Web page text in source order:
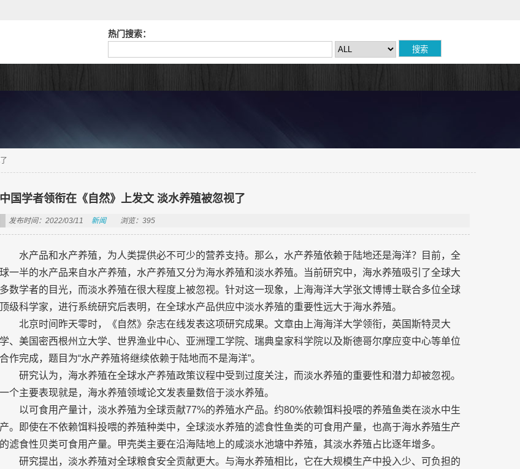
热门搜索：
中国学者领衔在《自然》上发文 淡水养殖被忽视了
发布时间：2022/03/11 新闻 浏览：395
水产品和水产养殖，为人类提供必不可少的营养支持。那么，水产养殖依赖于陆地还是海洋？目前，全
球一半的水产品来自水产养殖，水产养殖又分为海水养殖和淡水养殖。当前研究中，海水养殖吸引了全球大
多数学者的目光，而淡水养殖在很大程度上被忽视。针对这一现象，上海海洋大学张文博博士联合多位全球
顶级科学家，进行系统研究后表明，在全球水产品供应中淡水养殖的重要性远大于海水养殖。
北京时间昨天零时，《自然》杂志在线发表这项研究成果。文章由上海海洋大学领衔，英国斯特灵大
学、美国密西根州立大学、世界渔业中心、亚洲理工学院、瑞典皇家科学院以及斯德哥尔摩应变中心等单位
合作完成，题目为“水产养殖将继续依赖于陆地而不是海洋”。
研究认为，海水养殖在全球水产养殖政策议程中受到过度关注，而淡水养殖的重要性和潜力却被忽视。
一个主要表现就是，海水养殖领域论文发表量数倍于淡水养殖。
以可食用产量计，淡水养殖为全球贡献77%的养殖水产品。约80%依赖饵料投喂的养殖鱼类在淡水中生
产。即使在不依赖饵料投喂的养殖种类中，全球淡水养殖的滤食性鱼类的可食用产量，也高于海水养殖生产
的滤食性贝类可食用产量。甲壳类主要在沿海陆地上的咸淡水池塘中养殖，其淡水养殖占比逐年增多。
研究提出，淡水养殖对全球粮食安全贡献更大。与海水养殖相比，它在大规模生产中投入少、可负担的